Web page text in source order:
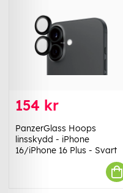
154 kr
PanzerGlass Hoops
linsskydd - iPhone
16/iPhone 16 Plus - Svart